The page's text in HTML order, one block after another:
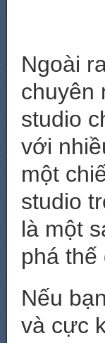
Ngoài
chuyên
studio
với
một
studio
là một
phá thế
Nếu
và cực